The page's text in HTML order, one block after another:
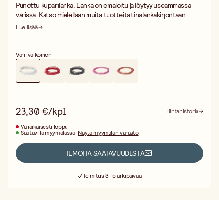
Punottu kuparilanka. Lanka on emaloitu ja löytyy useammassa
värissä. Katso mielellään muita tuotteita tinalankakirjontaan
kuten nahkanauhaa, nahkaa ym.
Lue lisää
Väri: valkoinen
23,30 €/kpl
Hintahistoria
Väliaikaisesti loppu
Saatavilla myymälässä Näytä myymälän varasto
ILMOITA SAATAVUUDESTA
Toimitus 3–5 arkipäivää